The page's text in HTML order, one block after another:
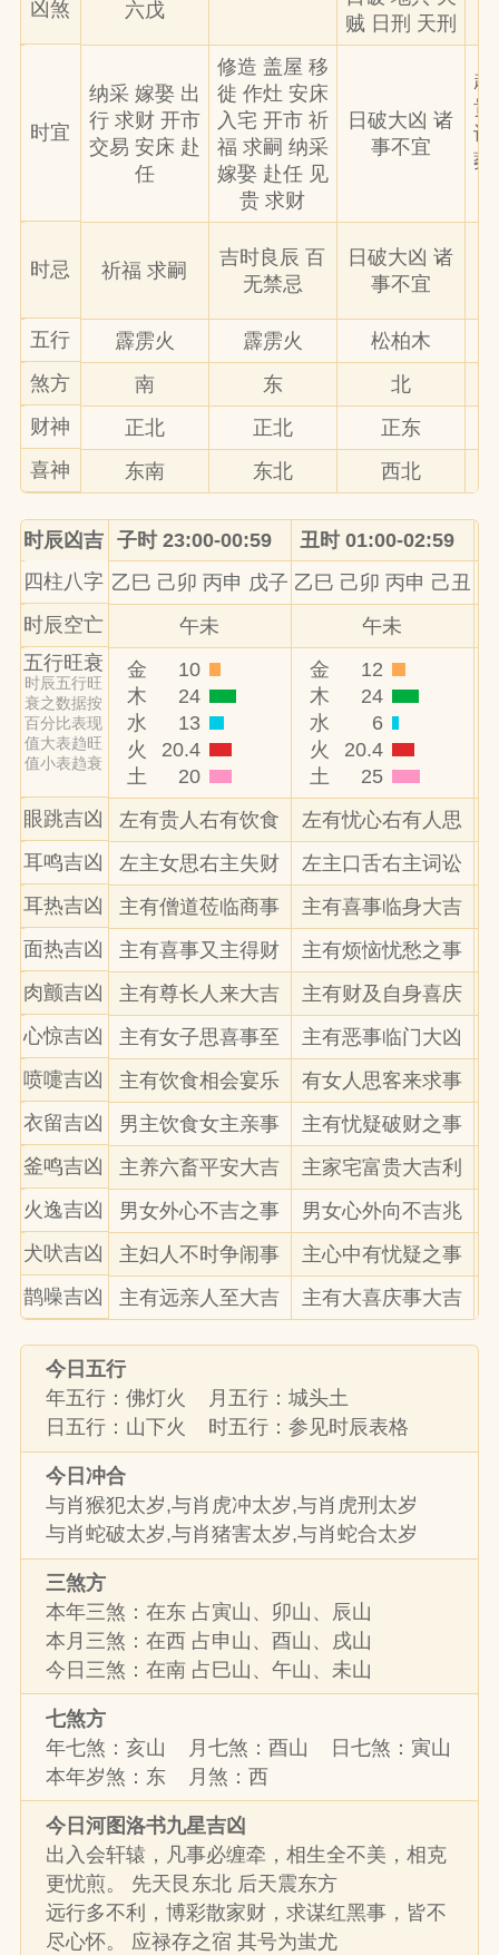
凶煞 六戊
贼 日刑 天刑
时宜
纳采 嫁娶 出
行 求财 开市
交易 安床 赴
任
修造 盖屋 移
徙 作灶 安床
入宅 开市 祈
福 求嗣 纳采
嫁娶 赴任 见
贵 求财
日破大凶 诸
事不宜
赴
贵
认
葬
时忌 祈福 求嗣
吉时良辰 百
无禁忌
日破大凶 诸
事不宜
五行 霹雳火 霹雳火 松柏木
煞方
南 东
北
财神
正北 正北
正东
喜神
东南 东北 西北
时辰凶吉 子时 23:00-00:59 丑时 01:00-02:59
四柱八字 乙巳 己卯 丙申 戊子 乙巳 己卯 丙申 己丑
时辰空亡
午未
午未
五行旺衰
时辰五行旺
衰之数据按
百分比表现
值大表趋旺
值小表趋衰
金
10
木
24
水
13
火
20.4
土
20
金
12
木
24
水
6
火
20.4
土
25
眼跳吉凶
左有贵人右有饮食 左有忧心右有人思
耳鸣吉凶
左主女思右主失财 左主口舌右主词讼
耳热吉凶
主有僧道莅临商事 主有喜事临身大吉
面热吉凶
主有喜事又主得财 主有烦恼忧愁之事
肉颤吉凶
主有尊长人来大吉 主有财及自身喜庆
心惊吉凶
主有女子思喜事至 主有恶事临门大凶
喷嚏吉凶
主有饮食相会宴乐 有女人思客来求事
衣留吉凶
男主饮食女主亲事 主有忧疑破财之事
釜鸣吉凶
主养六畜平安大吉 主家宅富贵大吉利
火逸吉凶
男女外心不吉之事 男女心外向不吉兆
犬吠吉凶
主妇人不时争闹事 主心中有忧疑之事
鹊噪吉凶
主有远亲人至大吉 主有大喜庆事大吉
今日五行
年五行：佛灯火 月五行：城头土
日五行：山下火 时五行：参见时辰表格
今日冲合
与肖猴犯太岁,与肖虎冲太岁,与肖虎刑太岁
与肖蛇破太岁,与肖猪害太岁,与肖蛇合太岁
三煞方
本年三煞：在东 占寅山、卯山、辰山
本月三煞：在西 占申山、酉山、戌山
今日三煞：在南 占巳山、午山、未山
七煞方
年七煞：亥山 月七煞：酉山 日七煞：寅山
本年岁煞：东 月煞：西
今日河图洛书九星吉凶
出入会轩辕，凡事必缠牵，相生全不美，相克
更忧煎。 先天艮东北 后天震东方
远行多不利，博彩散家财，求谋红黑事，皆不
尽心怀。 应禄存之宿 其号为蚩尤